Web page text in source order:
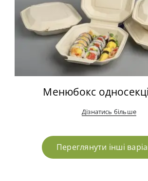
Менюбокс
Дізнатись більше
Переглянути інші